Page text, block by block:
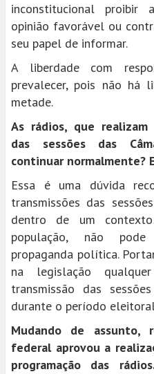
inconstitucional proibir
opinião favorável ou
seu papel de informar.
A liberdade com
prevalecer, pois não há
metade.
As rádios, que
das sessões das
continuar normalmente?
Essa é uma dúvida
transmissões das
dentro de um
população, não
propaganda política.
na legislação
transmissão das
durante o período
Mudando de assunto,
federal aprovou a
programação das